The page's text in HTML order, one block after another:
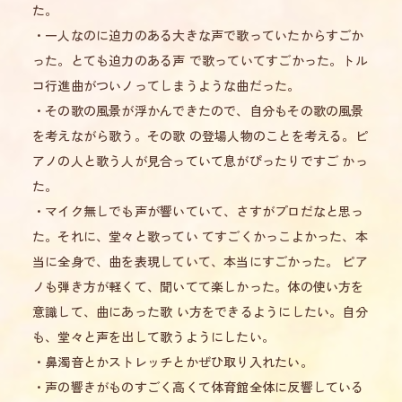
た。
・一人なのに迫力のある大きな声で歌っていたからすごか
った。とても迫力のある声 で歌っていてすごかった。トル
コ行進曲がついノってしまうような曲だった。
・その歌の風景が浮かんできたので、自分もその歌の風景
を考えながら歌う。その歌 の登場人物のことを考える。ピ
アノの人と歌う人が見合っていて息がぴったりですご かっ
た。
・マイク無しでも声が響いていて、さすがプロだなと思っ
た。それに、堂々と歌ってい てすごくかっこよかった、本
当に全身で、曲を表現していて、本当にすごかった。 ピア
ノも弾き方が軽くて、聞いてて楽しかった。体の使い方を
意識して、曲にあった歌 い方をできるようにしたい。自分
も、堂々と声を出して歌うようにしたい。
・鼻濁音とかストレッチとかぜひ取り入れたい。
・声の響きがものすごく高くて体育館全体に反響している